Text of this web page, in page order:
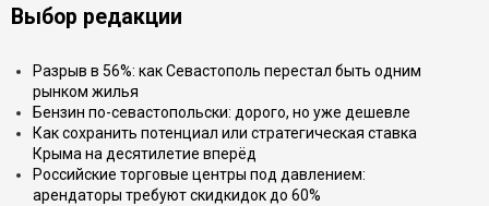
Выбор редакции
Разрыв в 56%: как Севастополь перестал быть одним
рынком жилья
Бензин по-севастопольски: дорого, но уже дешевле
Как сохранить потенциал или стратегическая ставка
Крыма на десятилетие вперёд
Российские торговые центры под давлением:
арендаторы требуют скидкидок до 60%